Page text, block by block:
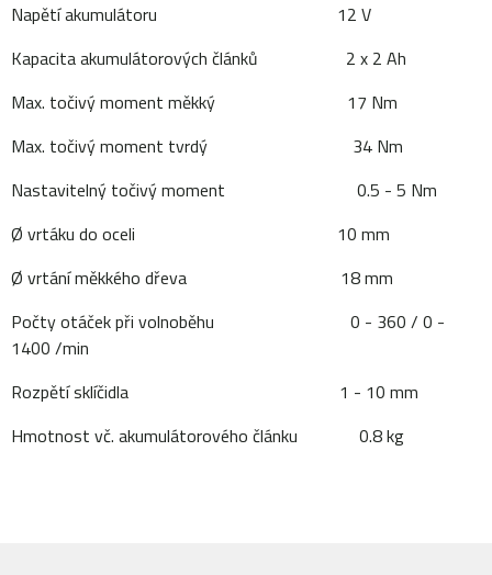
Napětí akumulátoru 12 V
Kapacita akumulátorových článků 2 x 2 Ah
Max. točivý moment měkký 17 Nm
Max. točivý moment tvrdý 34 Nm
Nastavitelný točivý moment 0.5 - 5 Nm
Ø vrtáku do oceli 10 mm
Ø vrtání měkkého dřeva 18 mm
Počty otáček při volnoběhu 0 - 360 / 0 -
1400 /min
Rozpětí sklíčidla 1 - 10 mm
Hmotnost vč. akumulátorového článku 0.8 kg